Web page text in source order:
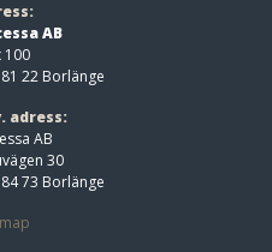
AB
100
22 Borlänge
adress:
AB
30
73 Borlänge